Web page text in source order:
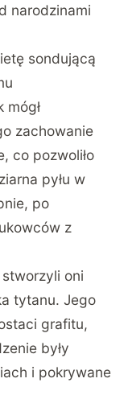
narodzinami
sondującą
mógł
zachowanie
co pozwoliło
pyłu w
po
z
oni
tytanu. Jego
grafitu,
były
i pokrywane